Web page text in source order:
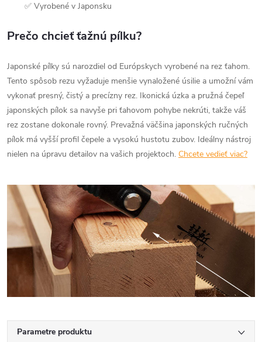
✅ Vyrobené v Japonsku
Prečo chcieť ťažnú pílku?
Japonské pílky sú narozdiel od Európskych vyrobené na rez ťahom.
Tento spôsob rezu vyžaduje menšie vynaložené úsilie a umožní vám
vykonať presný, čistý a precízny rez. Ikonická úzka a pružná čepeľ
japonských pílok sa navyše pri ťahovom pohybe nekrúti, takže váš
rez zostane dokonale rovný. Prevažná väčšina japonských ručných
pílok má vyšší profil čepele a vysokú hustotu zubov. Ideálny nástroj
nielen na úpravu detailov na vašich projektoch. Chcete vedieť viac?
Parametre produktu